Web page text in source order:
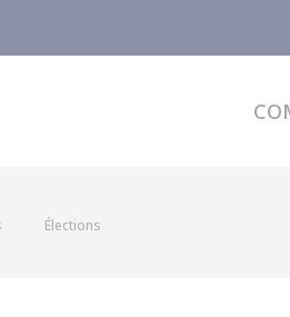
Élections